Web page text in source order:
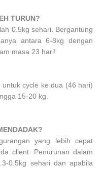
TURUN?
0.5kg sehari. Bergantung
antara 6-8kg dengan
masa 23 hari!
cycle ke dua (46 hari)
15-20 kg.
yang lebih cepat
client. Penurunan dalam
0.5kg sehari dan apabila